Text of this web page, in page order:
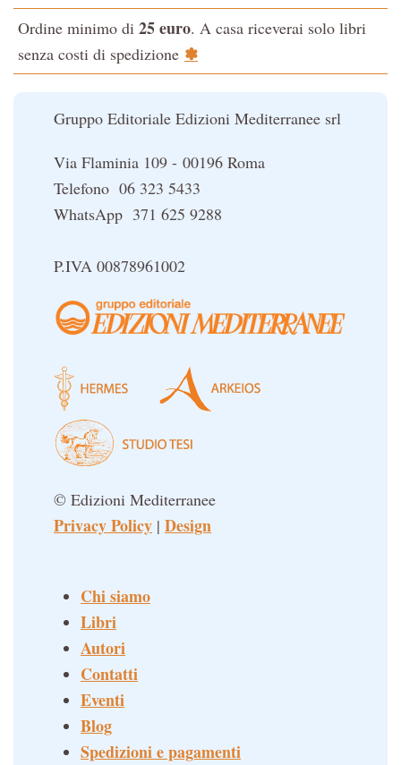
La Cabala
Il potere del serpente
Ordine minimo di 25 euro. A casa riceverai solo libri
senza costi di spedizione ✽
Gruppo Editoriale Edizioni Mediterranee srl
Via Flaminia 109 - 00196 Roma
Telefono 06 323 5433
WhatsApp 371 625 9288
P.IVA 00878961002
© Edizioni Mediterranee
Privacy Policy | Design
Chi siamo
Libri
Autori
Contatti
Eventi
Blog
Spedizioni e pagamenti